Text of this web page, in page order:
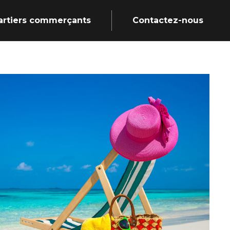
commerçants Contactez-nous